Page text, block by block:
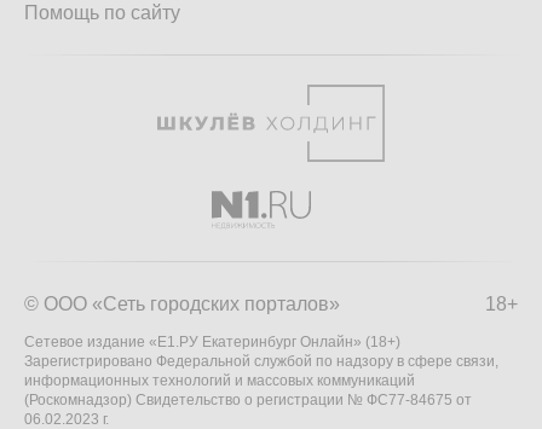
Помощь по сайту
18+
© ООО «Сеть городских порталов»
Сетевое издание «Е1.РУ Екатеринбург Онлайн» (18+)
Зарегистрировано Федеральной службой по надзору в сфере связи,
информационных технологий и массовых коммуникаций
(Роскомнадзор) Свидетельство о регистрации № ФС77-84675 от
06.02.2023 г.